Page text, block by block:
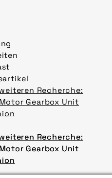
Recherche:
Gearbox Unit
Recherche:
Gearbox Unit
Recherche:
Gearbox Unit